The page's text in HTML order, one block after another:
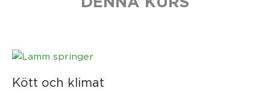
Kött och klimat